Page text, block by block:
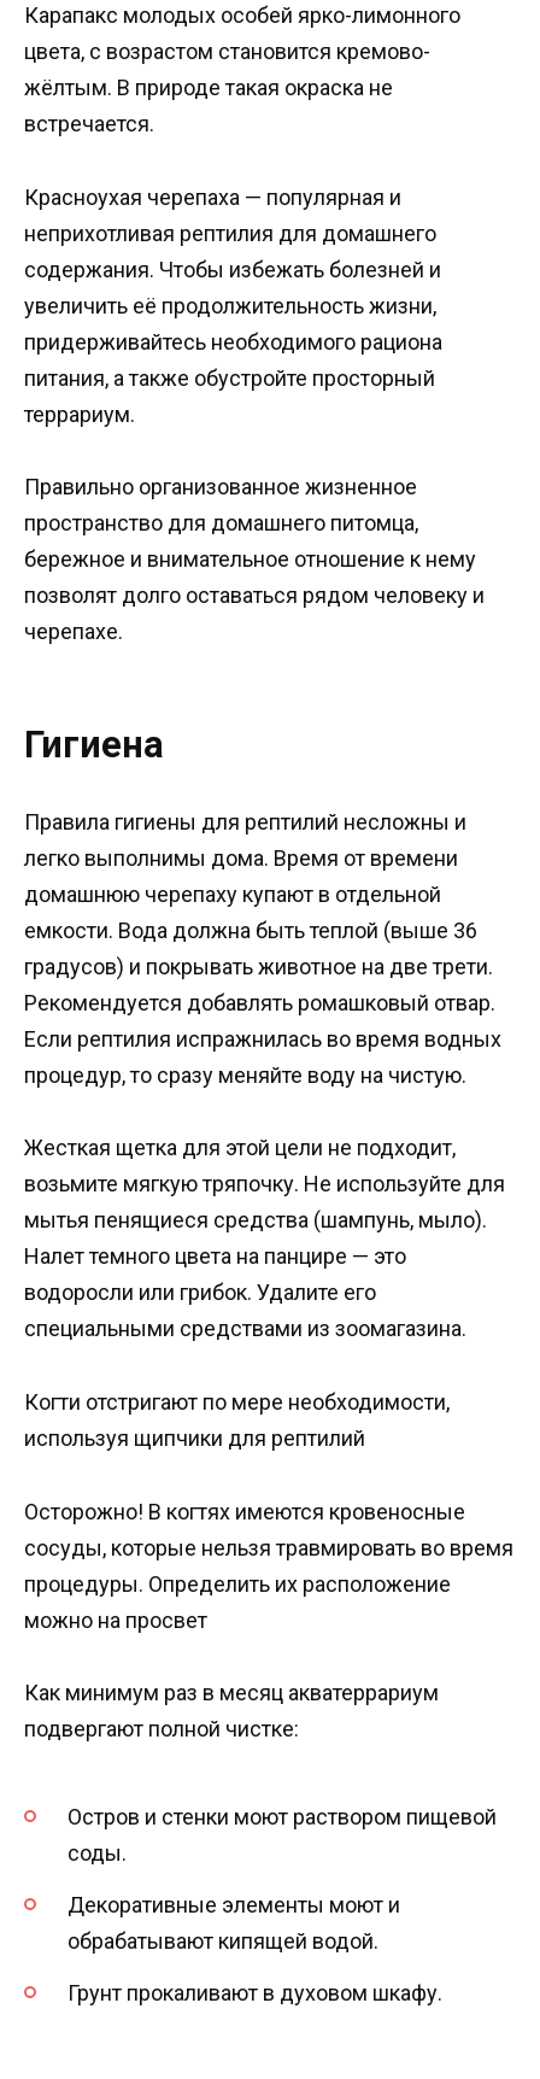
Карапакс молодых особей ярко-лимонного
цвета, с возрастом становится кремово-
жёлтым. В природе такая окраска не
встречается.
Красноухая черепаха — популярная и
неприхотливая рептилия для домашнего
содержания. Чтобы избежать болезней и
увеличить её продолжительность жизни,
придерживайтесь необходимого рациона
питания, а также обустройте просторный
террариум.
Правильно организованное жизненное
пространство для домашнего питомца,
бережное и внимательное отношение к нему
позволят долго оставаться рядом человеку и
черепахе.
Гигиена
Правила гигиены для рептилий несложны и
легко выполнимы дома. Время от времени
домашнюю черепаху купают в отдельной
емкости. Вода должна быть теплой (выше 36
градусов) и покрывать животное на две трети.
Рекомендуется добавлять ромашковый отвар.
Если рептилия испражнилась во время водных
процедур, то сразу меняйте воду на чистую.
Жесткая щетка для этой цели не подходит,
возьмите мягкую тряпочку. Не используйте для
мытья пенящиеся средства (шампунь, мыло).
Налет темного цвета на панцире — это
водоросли или грибок. Удалите его
специальными средствами из зоомагазина.
Когти отстригают по мере необходимости,
используя щипчики для рептилий
Осторожно! В когтях имеются кровеносные
сосуды, которые нельзя травмировать во время
процедуры. Определить их расположение
можно на просвет
Как минимум раз в месяц акватеррариум
подвергают полной чистке:
Остров и стенки моют раствором пищевой
соды.
Декоративные элементы моют и
обрабатывают кипящей водой.
Грунт прокаливают в духовом шкафу.